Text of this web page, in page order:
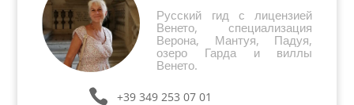
Русский гид с лицензией
Венето, специализация
Верона, Мантуя, Падуя,
озеро Гарда и виллы
Венето.
+39 349 253 07 01